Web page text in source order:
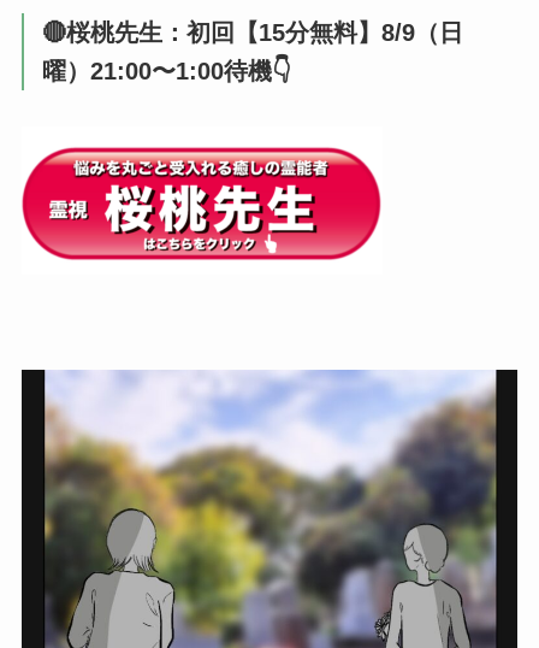
🔴桜桃先生：初回【15分無料】8/9（日
曜）21:00〜1:00待機👇️